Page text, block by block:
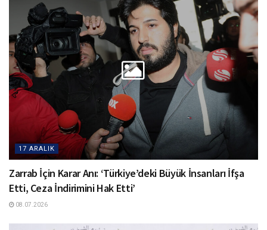
17 ARALIK
Zarrab İçin Karar Anı: ‘Türkiye’deki Büyük İnsanları İfşa
Etti, Ceza İndirimini Hak Etti’
08.07.2026